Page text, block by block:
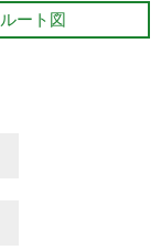
ルート図